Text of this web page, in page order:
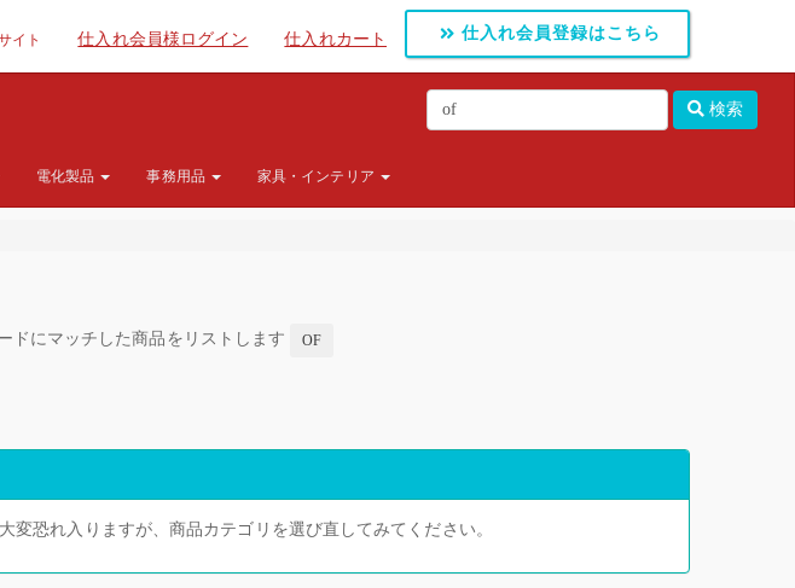
イト 仕入れ会員様ログイン 仕入れカート 仕入れ会員登録はこちら
検索
電化製品 事務用品 家具・インテリア
ドにマッチした商品をリストします OF
変恐れ入りますが、商品カテゴリを選び直してみてください。